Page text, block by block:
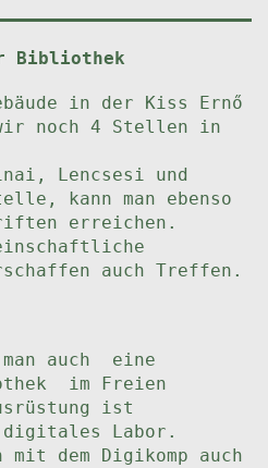
Bibliothek
in der Kiss Ernő
noch 4 Stellen in
Lencsesi und
kann man ebenso
erreichen.
auch Treffen.
auch eine
im Freien
ist
digitales Labor.
dem Digikomp auch